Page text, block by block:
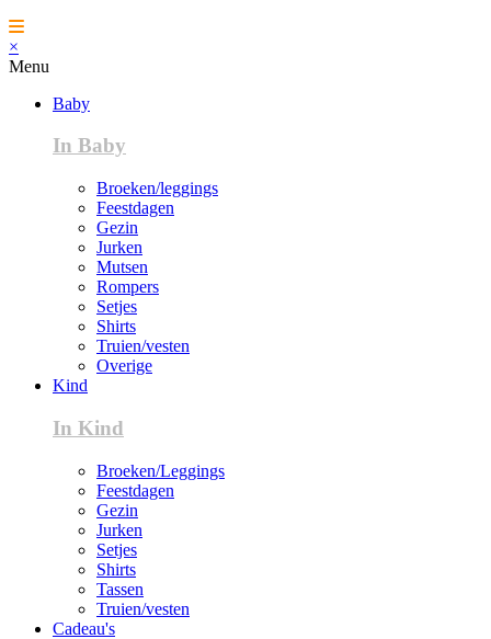
×
Menu
Baby
In Baby
Broeken/leggings
Feestdagen
Gezin
Jurken
Mutsen
Rompers
Setjes
Shirts
Truien/vesten
Overige
Kind
In Kind
Broeken/Leggings
Feestdagen
Gezin
Jurken
Setjes
Shirts
Tassen
Truien/vesten
Cadeau's